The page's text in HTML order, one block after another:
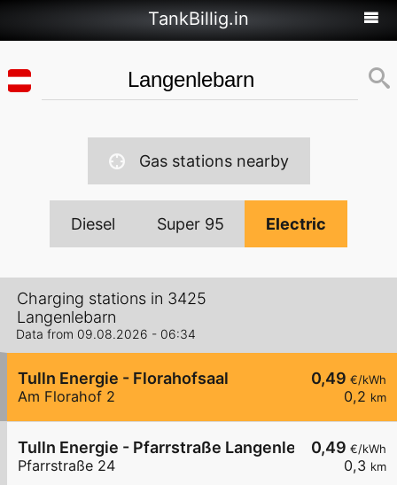
TankBillig.in
Gas stations nearby
Diesel Super 95 Electric
Charging stations in 3425
Langenlebarn
Data from 09.08.2026 - 06:34
0,49 €/kWh
0,2 km
Tulln Energie - Florahofsaal
Am Florahof 2
0,49 €/kWh
0,3 km
Tulln Energie - Pfarrstraße Langenlebarn
Pfarrstraße 24